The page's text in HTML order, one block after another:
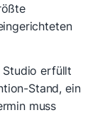
Studio erfüllt
Stand, ein
muss